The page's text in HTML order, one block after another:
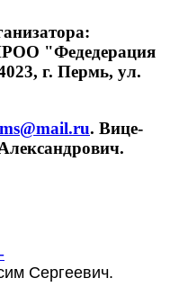
"Федедерация
г. Пермь, ул.
. Вице-
Сергеевич.